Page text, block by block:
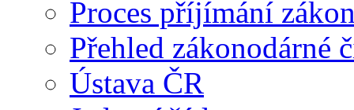
Proces příjímání
Přehled zákonodárné
Ústava ČR